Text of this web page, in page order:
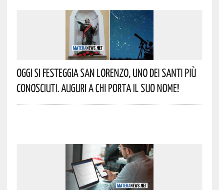
Oggi Si Festeggia San Lorenzo, Uno Dei Santi Più
Conosciuti. Auguri A Chi Porta Il Suo Nome!